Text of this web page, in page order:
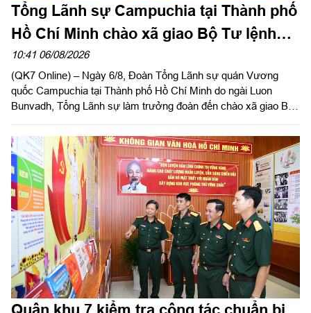
Tổng Lãnh sự Campuchia tại Thành phố
Hồ Chí Minh chào xã giao Bộ Tư lệnh
Quân khu 7
10:41 06/08/2026
(QK7 Online) – Ngày 6/8, Đoàn Tổng Lãnh sự quán Vương
quốc Campuchia tại Thành phố Hồ Chí Minh do ngài Luon
Bunvadh, Tổng Lãnh sự làm trưởng đoàn đến chào xã giao Bộ
tướng Trần Ngọc Minh, Ủy viên Thường vụ Đảng ủy, Phó Tư
lệnh Quân khu chủ trì tiếp đoàn. Dự buổi tiếp có thủ trưởng Bộ
Tham mưu, Cục Chính trị, Cục Hậu cần - Kỹ thuật cùng đại
diện các cơ quan chức năng Quân khu.